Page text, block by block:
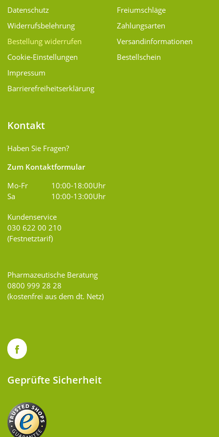
Datenschutz
Widerrufsbelehrung
Bestellung widerrufen
Cookie-Einstellungen
Impressum
Barrierefreiheitserklärung
Freiumschläge
Zahlungsarten
Versand­informationen
Bestellschein
Kontakt
Haben Sie Fragen?
Zum Kontaktformular
Mo-Fr
10:00-18:00Uhr
Sa
10:00-13:00Uhr
Kundenservice
030 622 00 210
(Festnetztarif)
Pharmazeutische Beratung
0800 999 28 28
(kostenfrei aus dem dt. Netz)
Geprüfte Sicherheit